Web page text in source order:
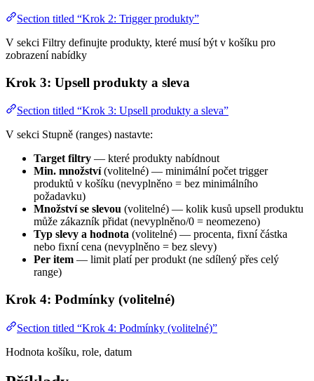
Section titled “Krok 2: Trigger produkty”
V sekci Filtry definujte produkty, které musí být v košíku pro
zobrazení nabídky
Krok 3: Upsell produkty a sleva
Section titled “Krok 3: Upsell produkty a sleva”
V sekci Stupně (ranges) nastavte:
Target filtry — které produkty nabídnout
Min. množství(volitelné) — minimální počet trigger
produktů v košíku (nevyplněno = bez minimálního
požadavku)
Množství se slevou (volitelné) — kolik kusů upsell produktu
může zákazník přidat (nevyplněno/0 = neomezeno)
Typ slevy a hodnota (volitelné) — procenta, fixní částka
nebo fixní cena (nevyplněno = bez slevy)
Per item — limit platí per produkt (ne sdílený přes celý
range)
Krok 4: Podmínky (volitelné)
Section titled “Krok 4: Podmínky (volitelné)”
Hodnota košíku, role, datum